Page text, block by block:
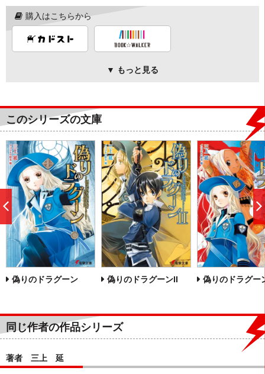
購入はこちらから
▼ もっと見る
このシリーズの文庫
偽りのドラグーン 偽りのドラグーンII 偽りのドラグー
前
へ
同じ作者の作品シリーズ
著者 三上 延